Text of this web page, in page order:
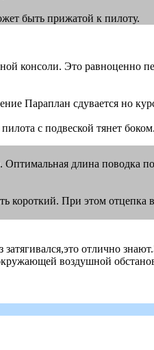
быть прижатой к пилоту.
консоли. Это равноценно
Параплан сдувается но
с подвеской тянет боком.
длина поводка
При этом отцепка
отлично
воздушной